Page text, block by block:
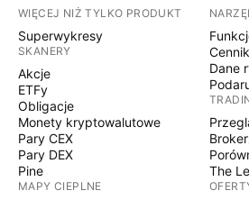
WIĘCEJ NIŻ TYLKO PRODUKT
Superwykresy
SKANERY
Akcje
ETFy
Obligacje
Monety kryptowalutowe
Pary CEX
Pary DEX
Pine
MAPY CIEPLNE
Cennik
Dane
The